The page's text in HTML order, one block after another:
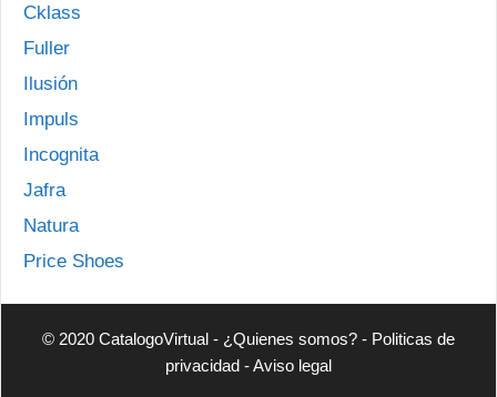
Cklass
Fuller
Ilusión
Impuls
Incognita
Jafra
Natura
Price Shoes
© 2020 CatalogoVirtual - ¿Quienes somos? - Politicas de
privacidad -Aviso legal